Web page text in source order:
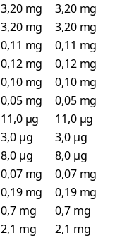
3,20 mg
3,20 mg
3,20 mg
3,20 mg
0,11 mg
0,11 mg
0,12 mg
0,12 mg
0,10 mg
0,10 mg
0,05 mg
0,05 mg
11,0 µg
11,0 µg
3,0 µg
3,0 µg
8,0 µg
8,0 µg
0,07 mg
0,07 mg
0,19 mg
0,19 mg
0,7 mg
0,7 mg
2,1 mg
2,1 mg